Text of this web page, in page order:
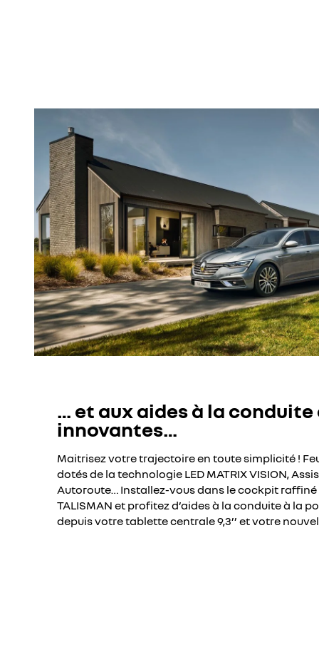
… et aux aides à la conduite
innovantes…
Maitrisez votre trajectoire en toute simplicité !
dotés de la technologie LED MATRIX VISION,
Autoroute… Installez-vous dans le cockpit
TALISMAN et profitez d’aides à la conduite à la
depuis votre tablette centrale 9,3’’ et votre nouvel